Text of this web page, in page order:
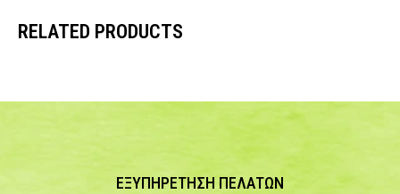
RELATED PRODUCTS
ΕΞΥΠΗΡΕΤΗΣΗ ΠΕΛΑΤΩΝ